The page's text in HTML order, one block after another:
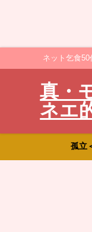
ネット乞食
真・
ネエ
孤立